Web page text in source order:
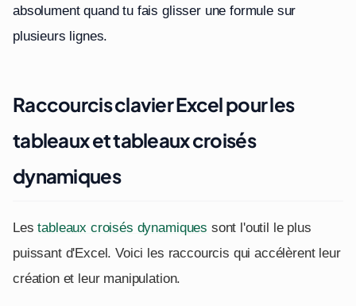
absolument quand tu fais glisser une formule sur
plusieurs lignes.
Raccourcis clavier Excel pour les
tableaux et tableaux croisés
dynamiques
Lestableaux croisés dynamiques sont l'outil le plus
puissant d'Excel. Voici les raccourcis qui accélèrent leur
création et leur manipulation.